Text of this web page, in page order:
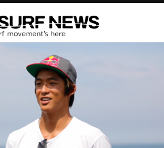
包括連携協定を締結 自治体との
ーフィンを軸に地域活性化へ
占インタビュー】旧友レオ、ジャ
イベートセッション
＆ロング開幕戦・現地リポート（高